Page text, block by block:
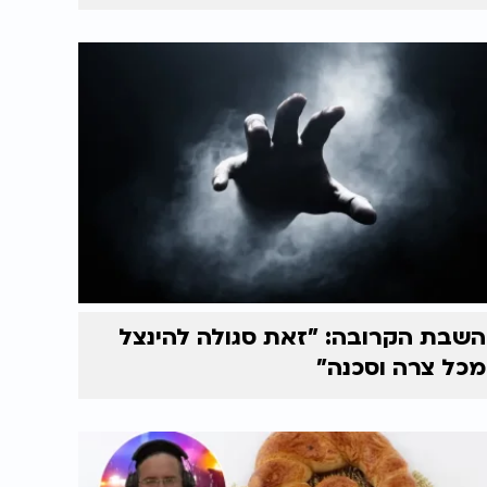
השבת הקרובה: "זאת סגולה להינצל
מכל צרה וסכנה"